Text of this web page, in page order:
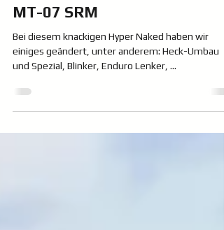
4. Juni 2018
MT-07 SRM
Bei diesem knackigen Hyper Naked haben wir
einiges geändert, unter anderem: Heck-Umbau